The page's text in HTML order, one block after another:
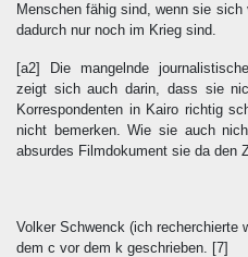
Menschen fähig sind, wenn sie
dadurch nur noch im Krieg sind.
[a2] Die mangelnde
zeigt sich auch darin, dass sie
Korrespondenten in Kairo richtig
nicht bemerken. Wie sie auch
absurdes Filmdokument sie da den
Volker Schwenck (ich recherchierte
dem c vor dem k geschrieben. [7]